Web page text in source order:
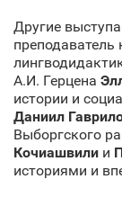
Другие
А.И. Герцена
истории и
Даниил
Выборгского
Кочиашвили и
историями и